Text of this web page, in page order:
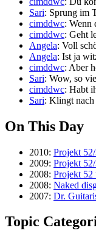
Sari: Sprung im
cimddwc: Wenn
cimddwc: Geht
Angela: Voll
Angela: Ist ja
cimddwc: Aber
Sari: Wow, so
cimddwc: Habt
Sari: Klingt nach
On This Day
2010: Projekt
2009: Projekt
2008: Projekt 52
2008: Naked
2007: Dr.
Topic